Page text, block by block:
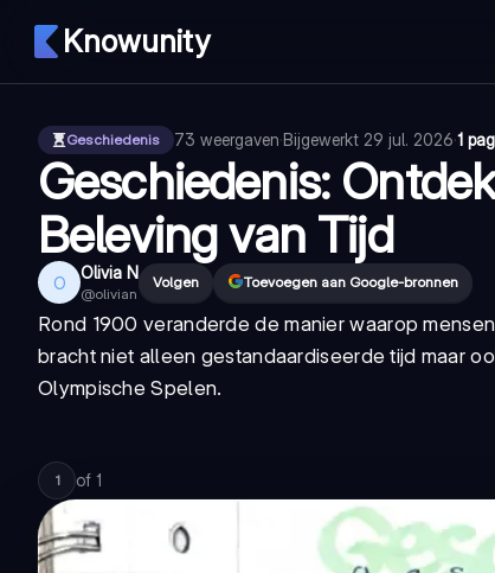
Knowunity
Geschiedenis 73 weergaven·Bijgewerkt 29 jul. 2026·1
Geschiedenis:
Beleving van Tijd
O Olivia N
@olivian
Volgen Toevoegen aan Google-bronnen
Rond 1900 veranderde de manier waarop
bracht niet alleen gestandaardiseerde tijd maar
Olympische Spelen.
1 of 1